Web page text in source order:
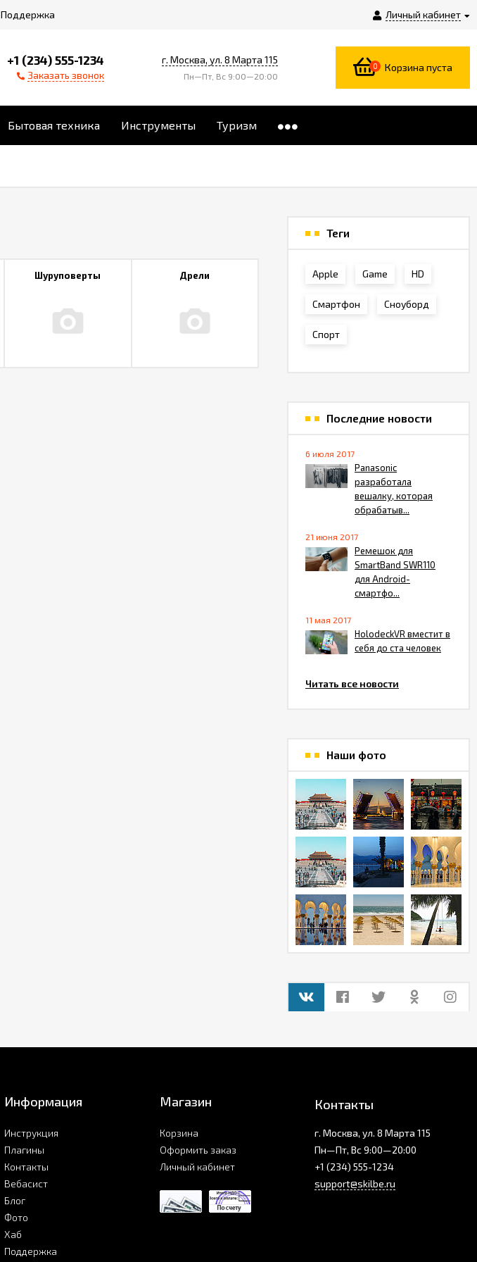
Личный кабинет
Поддержка
+1 (234) 555-1234
Заказать звонок
г. Москва, ул. 8 Марта 115
Пн—Пт, Вс 9:00—20:00
0 Корзина пуста
Бытовая техника Инструменты Туризм
Шуруповерты Дрели
Теги
Apple Game HD
Смартфон Сноуборд
Спорт
Последние новости
6 июля 2017
Panasonic
разработала
вешалку, которая
обрабатыв...
21 июня 2017
Ремешок для
SmartBand SWR110
для Android-
смартфо...
11 мая 2017
HolodeckVR вместит в
себя до ста человек
Читать все новости
Наши фото
Информация
Инструкция
Плагины
Контакты
Вебасист
Блог
Фото
Хаб
Поддержка
Магазин
Корзина
Оформить заказ
Личный кабинет
Контакты
г. Москва, ул. 8 Марта 115
Пн—Пт, Вс 9:00—20:00
+1 (234) 555-1234
support@skilbe.ru